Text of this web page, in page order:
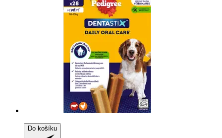
Do košíku